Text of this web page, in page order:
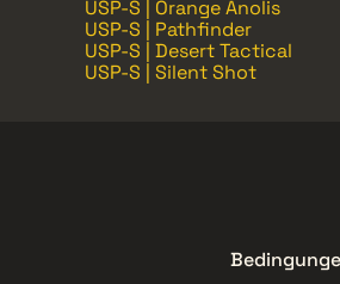
USP-S | Orange Anolis
USP-S | Pathfinder
USP-S | Desert Tactical
USP-S | Silent Shot